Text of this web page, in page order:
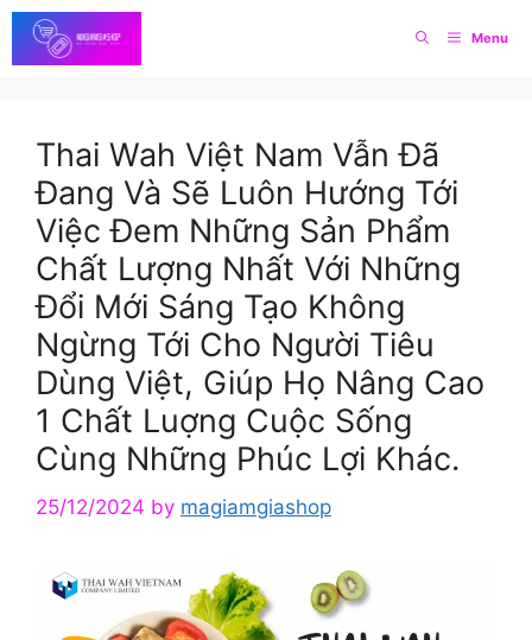
Skip
to
content
Menu
Thai Wah Việt Nam Vẫn Đã
Đang Và Sẽ Luôn Hướng Tới
Việc Đem Những Sản Phẩm
Chất Lượng Nhất Với Những
Đổi Mới Sáng Tạo Không
Ngừng Tới Cho Người Tiêu
Dùng Việt, Giúp Họ Nâng Cao
1 Chất Luợng Cuộc Sống
Cùng Những Phúc Lợi Khác.
25/12/2024 by magiamgiashop